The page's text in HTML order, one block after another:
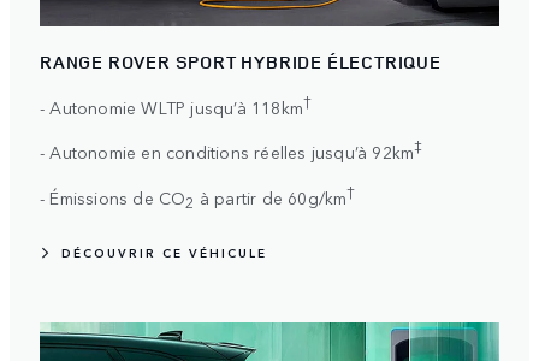
RANGE ROVER SPORT HYBRIDE ÉLECTRIQUE
- Autonomie WLTP jusqu’à 118km†
- Autonomie en conditions réelles jusqu’à 92km‡
- Émissions de CO2 à partir de 60g/km†
DÉCOUVRIR CE VÉHICULE